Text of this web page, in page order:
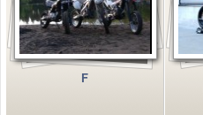
Valitse paikkakunta
Helsingin sää
Tampereen sää
Turun sääF